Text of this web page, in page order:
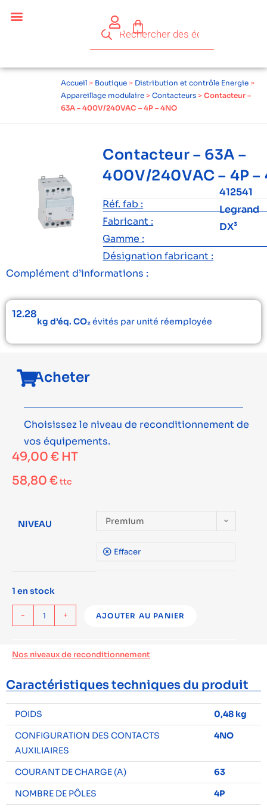
Accueil > Boutique > Distribution et contrôle Energie >
Appareillage modulaire > Contacteurs > Contacteur –
63A – 400V/240VAC – 4P – 4NO
Contacteur – 63A –
400V/240VAC – 4P –
Réf. fab :
412541
Fabricant :
Legrand
Gamme :
DX³
Désignation fabricant :
Complément d’informations :
12.28
kg d’éq. CO₂évités par unité réemployée
Acheter
Choisissez le niveau de reconditionnement de
vos équipements.
49,00 € HT
58,80 €ttc
NIVEAU Premium
Effacer
1 en stock
- + AJOUTER AU PANIER
Nos niveaux de reconditionnement
Caractéristiques techniques du produit
POIDS
0,48 kg
CONFIGURATION DES CONTACTS
AUXILIAIRES
4NO
COURANT DE CHARGE (A)
63
NOMBRE DE PÔLES
4P